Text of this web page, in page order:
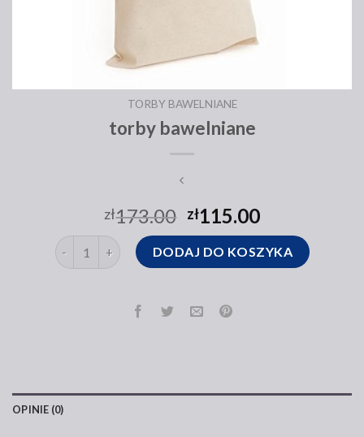
TORBY BAWELNIANE
torby bawelniane
zł173.00 zł115.00
ilość torby bawelnianeDODAJ DO KOSZYKA
OPINIE (0)